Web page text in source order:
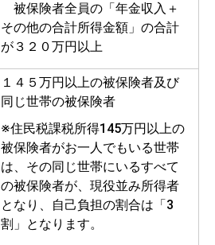
被保険者全員の「年金収入＋
その他の合計所得金額」の合計
が３２０万円以上
１４５万円以上の被保険者及び
同じ世帯の被保険者
※住民税課税所得145万円以上の
被保険者がお一人でもいる世帯
は、その同じ世帯にいるすべて
の被保険者が、現役並み所得者
となり、自己負担の割合は「3
割」となります。